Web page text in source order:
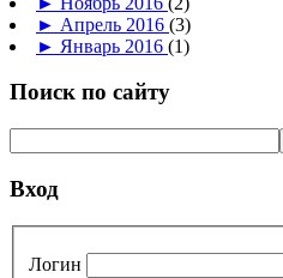
► Апрель 2016 (3)
► Январь 2016 (1)
Поиск по сайту
Вход
Логин